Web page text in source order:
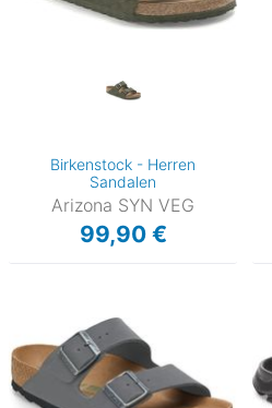
Birkenstock - Herren
Sandalen
Arizona SYN VEG
99,90 €